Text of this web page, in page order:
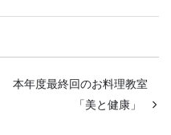
本年度最終回のお料理教室
「美と健康」